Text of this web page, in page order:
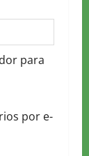
para
por e-